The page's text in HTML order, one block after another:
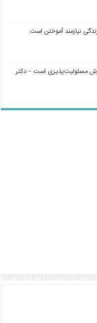
نیازمند آموختن است.
مسئولیت‌پذیری است – دکتر